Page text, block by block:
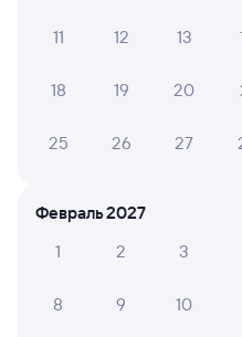
За такую цену ужасное
замечательный )
10
31 июля 2026 • Поезд
бумага . Вежливые
вели себя неадекватно.
11 12 13
18 19 20
25 26 27
Февраль 2027
1
2 3
8 9 10